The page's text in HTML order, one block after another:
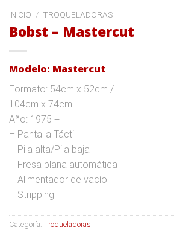
INICIO / TROQUELADORAS
Bobst – Mastercut
Modelo: Mastercut
Formato: 54cm x 52cm /
104cm x 74cm
Año: 1975 +
– Pantalla Táctil
– Pila alta/Pila baja
– Fresa plana automática
– Alimentador de vacío
– Stripping
Categoría: Troqueladoras